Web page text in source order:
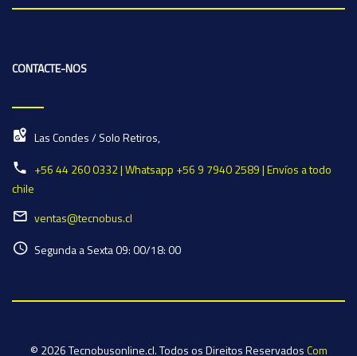
CONTACTE-NOS
Las Condes / Solo Retiros,
+56 44 260 0332 | Whatsapp +56 9 7940 2589 | Envíos a todo
chile
ventas@tecnobus.cl
Segunda a Sexta 09: 00/18: 00
© 2026 Tecnobusonline.cl. Todos os Direitos ReservadosCom